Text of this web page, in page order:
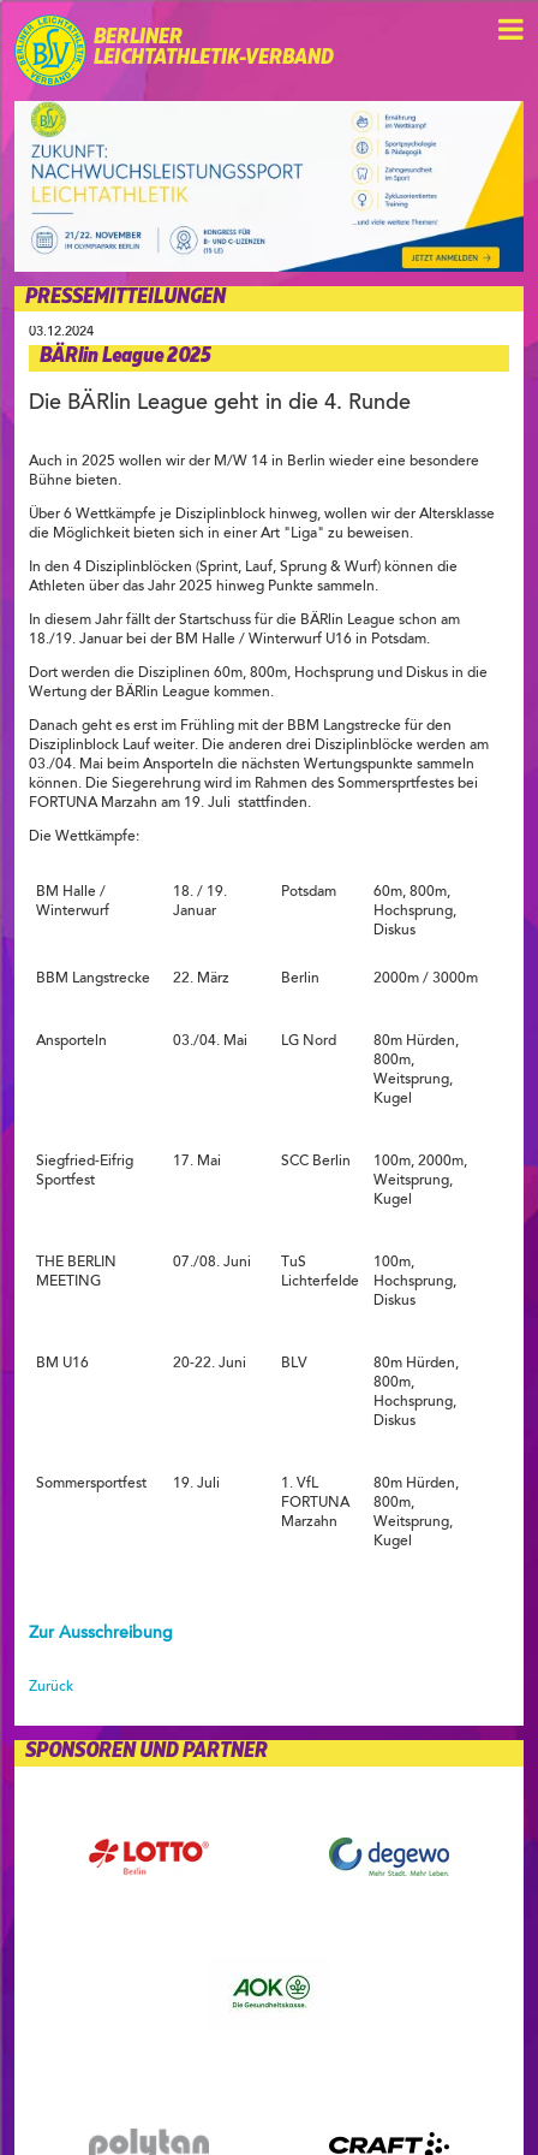
BERLINER
LEICHTATHLETIK-VERBAND
PRESSEMITTEILUNGEN
03.12.2024
BÄRlin League 2025
Die BÄRlin League geht in die 4. Runde
Auch in 2025 wollen wir der M/W 14 in Berlin wieder eine besondere
Bühne bieten.
Über 6 Wettkämpfe je Disziplinblock hinweg, wollen wir der Altersklasse
die Möglichkeit bieten sich in einer Art "Liga" zu beweisen.
In den 4 Disziplinblöcken (Sprint, Lauf, Sprung & Wurf) können die
Athleten über das Jahr 2025 hinweg Punkte sammeln.
In diesem Jahr fällt der Startschuss für die BÄRlin League schon am
18./19. Januar bei der BM Halle / Winterwurf U16 in Potsdam.
Dort werden die Disziplinen 60m, 800m, Hochsprung und Diskus in die
Wertung der BÄRlin League kommen.
Danach geht es erst im Frühling mit der BBM Langstrecke für den
Disziplinblock Lauf weiter. Die anderen drei Disziplinblöcke werden am
03./04. Mai beim Ansporteln die nächsten Wertungspunkte sammeln
können. Die Siegerehrung wird im Rahmen des Sommersprtfestes bei
FORTUNA Marzahn am 19. Juli stattfinden.
Die Wettkämpfe:
BM Halle /
Winterwurf
18. / 19.
Januar
Potsdam
60m, 800m,
Hochsprung,
Diskus
BBM Langstrecke 22. März Berlin 2000m / 3000m
Ansporteln 03./04. Mai LG Nord
80m Hürden,
800m,
Weitsprung,
Kugel
Siegfried-Eifrig
Sportfest
17. Mai SCC Berlin
100m, 2000m,
Weitsprung,
Kugel
THE BERLIN
MEETING
07./08. Juni
TuS
Lichterfelde
100m,
Hochsprung,
Diskus
BM U16 20-22. Juni BLV
80m Hürden,
800m,
Hochsprung,
Diskus
Sommersportfest 19. Juli
1. VfL
FORTUNA
Marzahn
80m Hürden,
800m,
Weitsprung,
Kugel
Zur Ausschreibung
Zurück
SPONSOREN UND PARTNER